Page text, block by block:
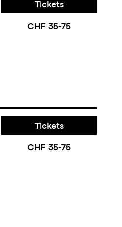
Tickets
CHF 35-75
Tickets
CHF 35-75